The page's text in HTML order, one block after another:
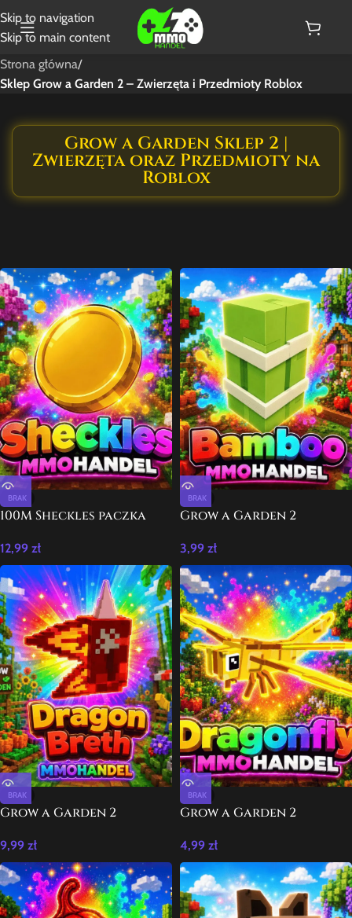
Skip to navigation
Skip to main content
Strona główna/
Sklep Grow a Garden 2 – Zwierzęta i Przedmioty Roblox
Grow a Garden Sklep 2 |
Zwierzęta oraz Przedmioty na
Roblox
BRAK
100M Sheckles paczka
12,99 zł
BRAK
Grow a Garden 2
3,99 zł
BRAK
Grow a Garden 2
9,99 zł
BRAK
Grow a Garden 2
4,99 zł